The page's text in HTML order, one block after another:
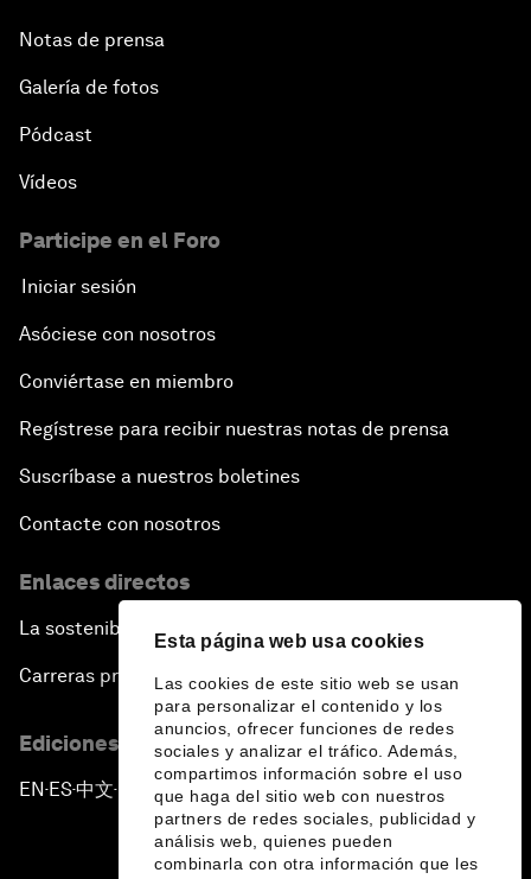
Esta página web usa cookies
Las cookies de este sitio web se usan
para personalizar el contenido y los
anuncios, ofrecer funciones de redes
sociales y analizar el tráfico. Además,
compartimos información sobre el uso
que haga del sitio web con nuestros
partners de redes sociales, publicidad y
análisis web, quienes pueden
combinarla con otra información que les
Notas de prensa
Galería de fotos
Pódcast
Vídeos
Participe en el Foro
Iniciar sesión
Asóciese con nosotros
Conviértase en miembro
Regístrese para recibir nuestras notas de prensa
Suscríbase a nuestros boletines
Contacte con nosotros
Enlaces directos
La sostenibilidad en el Foro
Carreras profesionales
Ediciones en otros idiomas
EN ▪ES▪中文▪ 日本語